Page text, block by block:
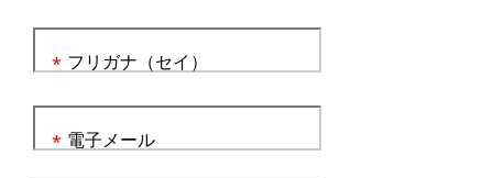
フリガナ（セイ）
*
電子メール
*